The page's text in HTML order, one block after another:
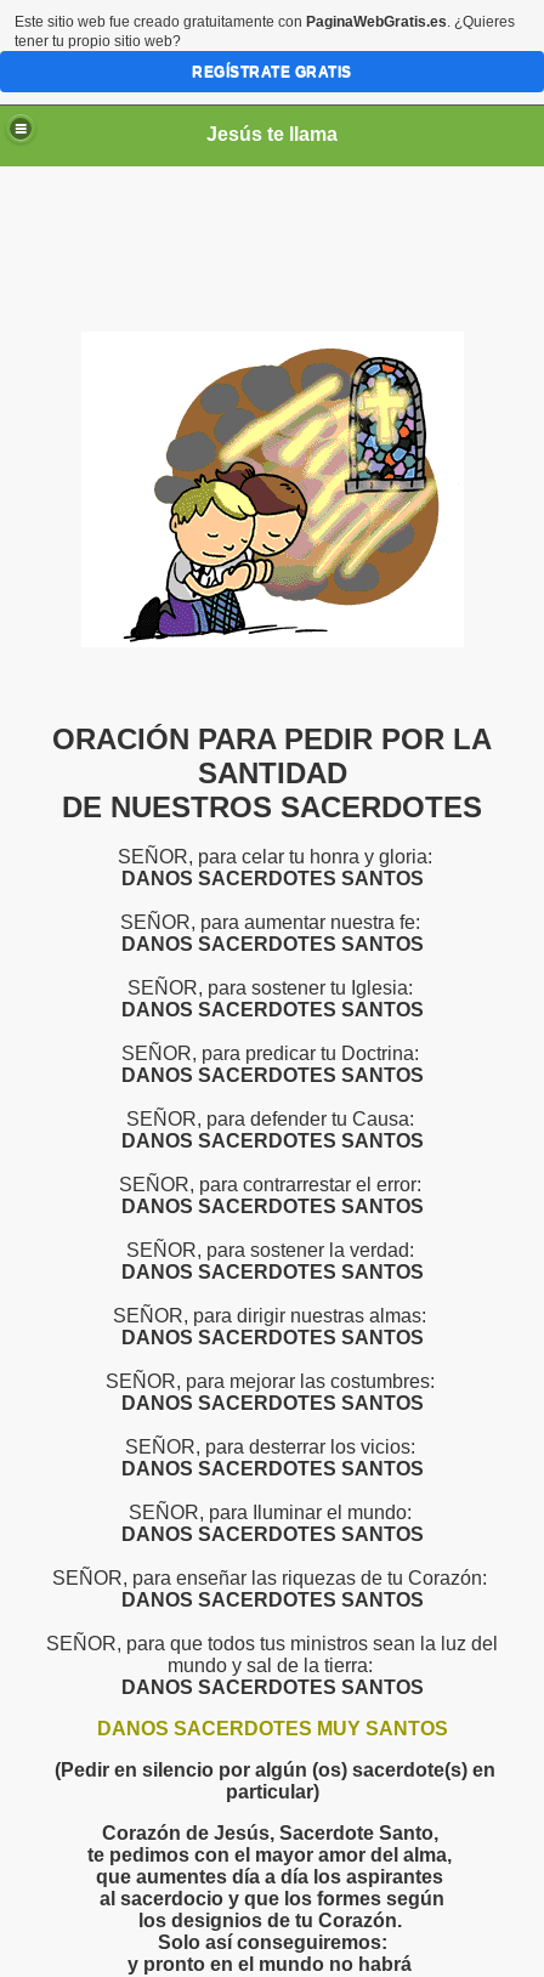
Jesús te llama
ORACIÓN PARA PEDIR POR LA
SANTIDAD
DE NUESTROS SACERDOTES
SEÑOR, para celar tu honra y gloria:
DANOS SACERDOTES SANTOS
SEÑOR, para aumentar nuestra fe:
DANOS SACERDOTES SANTOS
SEÑOR, para sostener tu Iglesia:
DANOS SACERDOTES SANTOS
SEÑOR, para predicar tu Doctrina:
DANOS SACERDOTES SANTOS
SEÑOR, para defender tu Causa:
DANOS SACERDOTES SANTOS
SEÑOR, para contrarrestar el error:
DANOS SACERDOTES SANTOS
SEÑOR, para sostener la verdad:
DANOS SACERDOTES SANTOS
SEÑOR, para dirigir nuestras almas:
DANOS SACERDOTES SANTOS
SEÑOR, para mejorar las costumbres:
DANOS SACERDOTES SANTOS
SEÑOR, para desterrar los vicios:
DANOS SACERDOTES SANTOS
SEÑOR, para Iluminar el mundo:
DANOS SACERDOTES SANTOS
SEÑOR, para enseñar las riquezas de tu Corazón:
DANOS SACERDOTES SANTOS
SEÑOR, para que todos tus ministros sean la luz del
mundo y sal de la tierra:
DANOS SACERDOTES SANTOS
DANOS SACERDOTES MUY SANTOS
(Pedir en silencio por algún (os) sacerdote(s) en
particular)
Corazón de Jesús, Sacerdote Santo,
te pedimos con el mayor amor del alma,
que aumentes día a día los aspirantes
al sacerdocio y que los formes según
los designios de tu Corazón.
Solo así conseguiremos:
y pronto en el mundo no habrá
Este sitio web fue creado gratuitamente con PaginaWebGratis.es. ¿Quieres
tener tu propio sitio web?
REGÍSTRATE GRATIS